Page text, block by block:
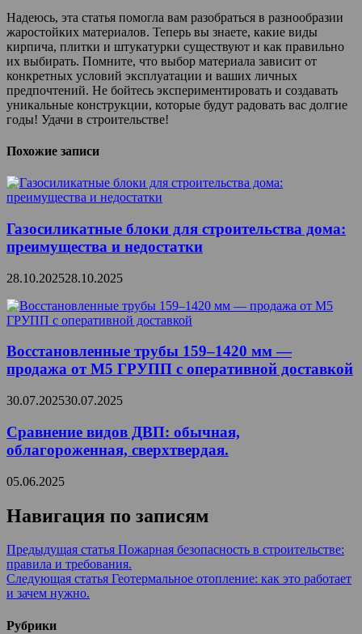
Надеюсь, эта статья помогла вам разобраться в разнообразии
жаростойких материалов. Теперь вы знаете, какие виды
кирпича, плитки и штукатурки существуют и как правильно
их выбирать. Помните, что выбор материала зависит от
конкретных условий эксплуатации и ваших личных
предпочтений. Не бойтесь экспериментировать и создавать
уникальные конструкции, которые будут радовать вас долгие
годы! Удачи в строительстве!
Похожие записи
Газосиликатные блоки для строительства дома:
преимущества и недостатки
28.10.202528.10.2025
Восстановленные трубы 159–1420 мм —
продажа от М5 ГРУПП с оперативной доставкой
30.07.202530.07.2025
Сравнение видов ДВП: обычная,
облагороженная, сверхтвердая.
05.06.2025
Навигация по записям
Предыдущая статья Пожарная безопасность в строительстве:
правила и требования.
Следующая статья Геотермальное отопление: как это работает
и зачем нужно.
Рубрики